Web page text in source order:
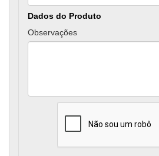
Dados do Produto
Observações